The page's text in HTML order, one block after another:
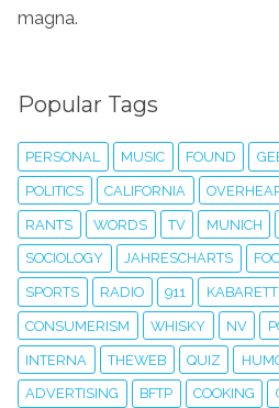
magna.
Popular Tags
PERSONAL MUSIC FOUND
POLITICS CALIFORNIA
RANTS WORDS TV MUNICH
SOCIOLOGY JAHRESCHARTS
SPORTS RADIO 911 KABARETT
CONSUMERISM WHISKY NV
INTERNA THEWEB QUIZ
ADVERTISING BFTP COOKING